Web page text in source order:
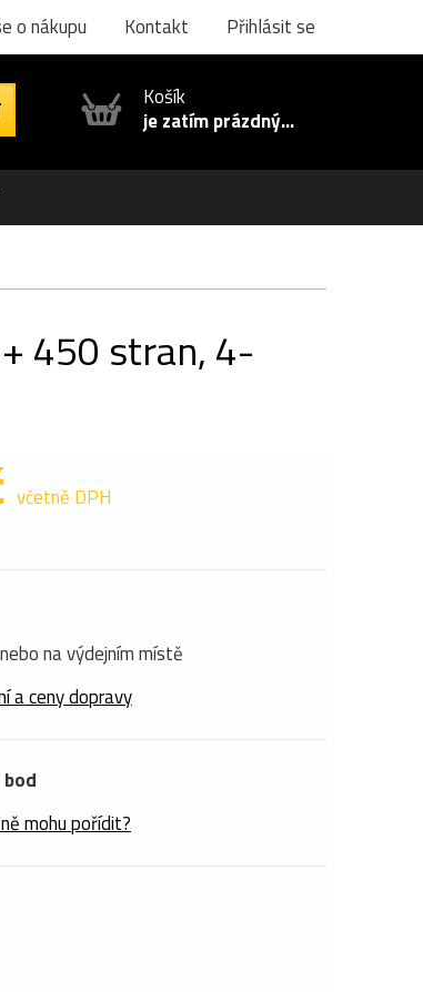
o nákupu Kontakt Přihlásit se
Košík
je zatím prázdný...
450 stran, 4-
včetně DPH
nebo na výdejním místě
a ceny dopravy
bod
mohu pořídit?